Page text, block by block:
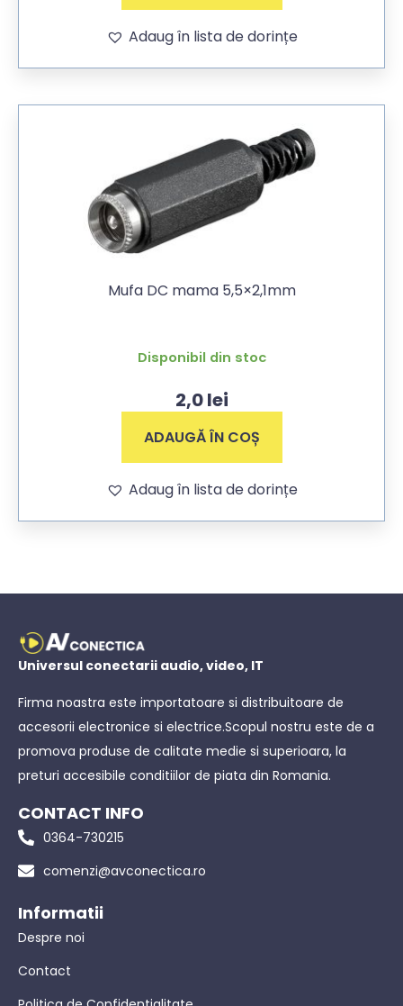
Adaug în lista de dorințe
Mufa DC mama 5,5×2,1mm
Disponibil din stoc
2,0lei
ADAUGĂ ÎN COȘ
Adaug în lista de dorințe
Universul conectarii audio, video, IT
Firma noastra este importatoare si distribuitoare de
accesorii electronice si electrice.Scopul nostru este de a
promova produse de calitate medie si superioara, la
preturi accesibile conditiilor de piata din Romania.
CONTACT INFO
0364-730215
comenzi@avconectica.ro
Informatii
Despre noi
Contact